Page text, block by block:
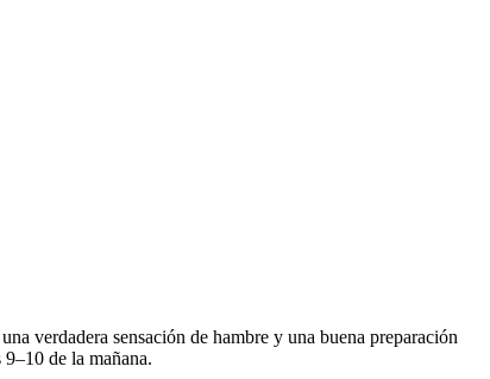
verdadera sensación de hambre y una buena preparación
de la mañana.